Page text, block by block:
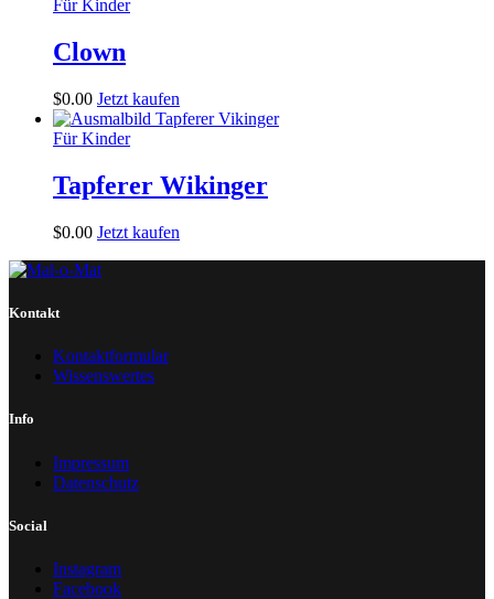
Für Kinder
Clown
$0.00 Jetzt kaufen
Für Kinder
Tapferer Wikinger
$0.00 Jetzt kaufen
Kontakt
Kontaktformular
Wissenswertes
Info
Impressum
Datenschutz
Social
Instagram
Facebook